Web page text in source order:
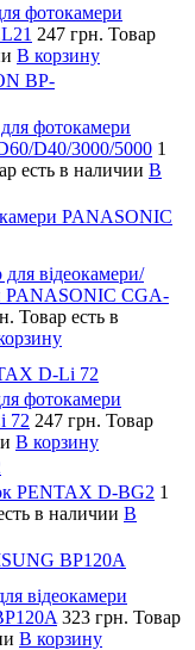
фотокамери
247 грн. Товар
В корзину
BP-
фотокамери
D40/3000/5000 1
есть в наличии В
PANASONIC
відеокамери/
PANASONIC CGA-
Товар есть в
D-Li 72
фотокамери
72 247 грн. Товар
В корзину
PENTAX D-BG2 1
в наличии В
BP120A
відеокамери
323 грн. Товар
В корзину